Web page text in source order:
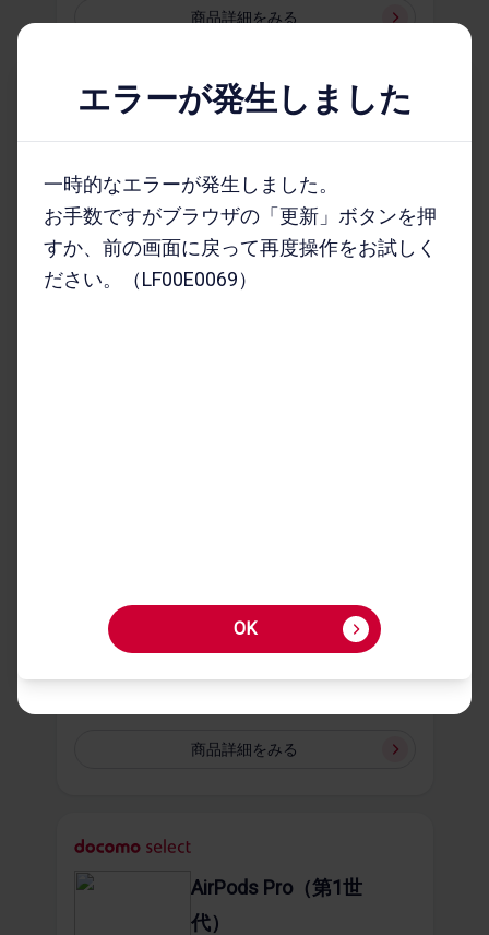
商品詳細を​みる
（USB-C）付きAirPods
Pro（第2世代）
全1​色
全1​色
商品詳細を​みる
AirPods Pro（第1世
代）
エラーが発生しました
一時的なエラーが発生しました。
お手数ですがブラウザの「更新」ボタンを押
すか、前の画面に戻って再度操作をお試しく
ださい。（LF00E0069）
OK